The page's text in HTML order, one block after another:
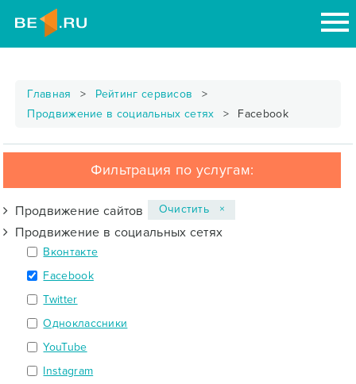
Главная
Рейтинг сервисов
Продвижение в социальных сетях
Facebook
Фильтрация по услугам:
Продвижение сайтов
Продвижение в социальных сетях
Вконтакте
Facebook
Twitter
Одноклассники
YouTube
Instagram
Очистить ×